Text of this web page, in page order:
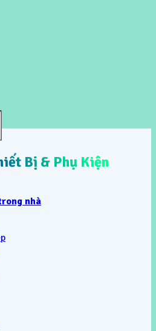
Bị & Phụ Kiện
nhà